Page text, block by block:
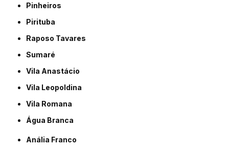
Pinheiros
Pirituba
Raposo Tavares
Sumaré
Vila Anastácio
Vila Leopoldina
Vila Romana
Água Branca
Anália Franco